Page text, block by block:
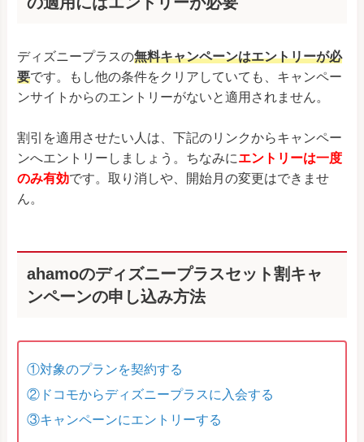
ディズニープラスの無料キャンペーンはエントリーが必
要です。もし他の条件をクリアしていても、キャンペー
ンサイトからのエントリーがないと適用されません。
割引を適用させたい人は、下記のリンクからキャンペー
ンへエントリーしましょう。ちなみにエントリーは一度
のみ有効です。取り消しや、開始月の変更はできませ
ん。
ahamoのディズニープラスセット割キャ
ンペーンの申し込み方法
①対象のプランを契約する
②ドコモからディズニープラスに入会する
③キャンペーンにエントリーする